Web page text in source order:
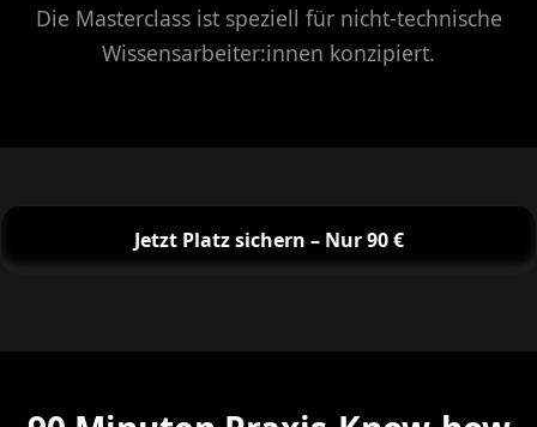
Die Masterclass ist speziell für nicht-technische
Wissensarbeiter:innen konzipiert.
Jetzt Platz sichern – Nur 90 €